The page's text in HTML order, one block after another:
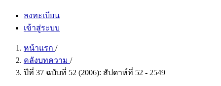
ลงทะเบียน
เข้าสู่ระบบ
หน้าแรก /
คลังบทความ /
ปีที่ 37 ฉบับที่ 52 (2006): สัปดาห์ที่ 52 - 2549